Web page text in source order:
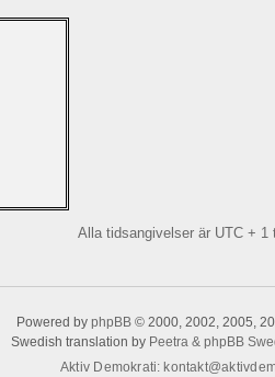
Alla tidsangivelser är UTC + 1
Powered by phpBB© 2000, 2002, 2005,
Swedish translation by Peetra & phpBB
Aktiv Demokrati: